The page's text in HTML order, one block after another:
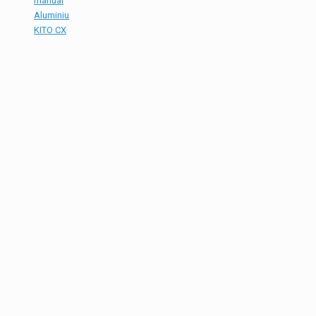
Aluminiu
KITO CX